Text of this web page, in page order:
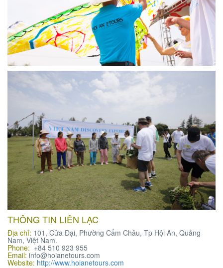
THÔNG TIN LIÊN LẠC
Địa chỉ: 101, Cửa Đại, Phường Cẩm Châu, Tp Hội An, Quảng
Nam, Việt Nam.
Phone: +84 510 923 955
Email: info@hoianetours.com
Website: http://www.hoianetours.com